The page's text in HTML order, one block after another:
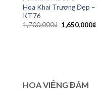
Hoa Khai Trương Đẹp –
KT76
1,700,000₫ Giá
gốc
1,650,000₫Giá
HOA VIẾNG ĐÁM